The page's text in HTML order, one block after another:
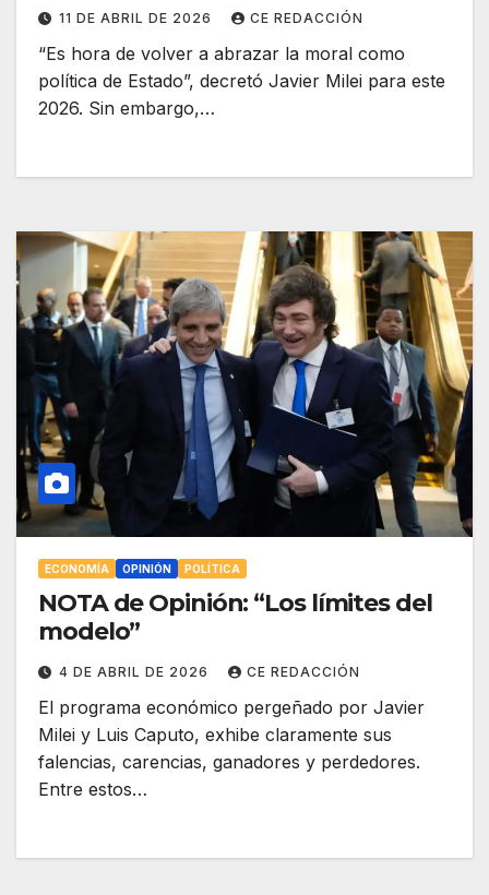
11 DE ABRIL DE 2026 CE REDACCIÓN
“Es hora de volver a abrazar la moral como
política de Estado”, decretó Javier Milei para este
2026. Sin embargo,…
ECONOMÍA OPINIÓN POLÍTICA
NOTA de Opinión: “Los límites del
modelo”
4 DE ABRIL DE 2026 CE REDACCIÓN
El programa económico pergeñado por Javier
Milei y Luis Caputo, exhibe claramente sus
falencias, carencias, ganadores y perdedores.
Entre estos…